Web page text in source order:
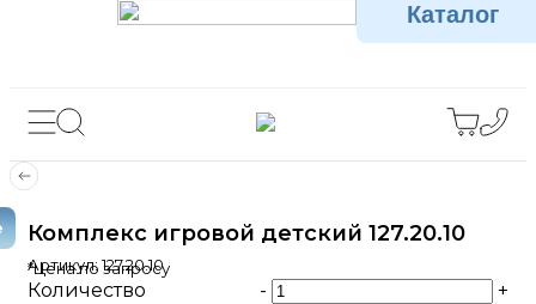
Каталог
Комплекс игровой детский 127.20.10
Артикул:127.20.10
*Цена по запросу
Количество -
+